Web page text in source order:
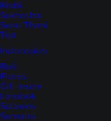
Krabi
Sukhothai
Surat Thani
Trat
Indonesien
Bali
Flores
Gili-Inseln
Lombok
Sulawesi
Sumatra